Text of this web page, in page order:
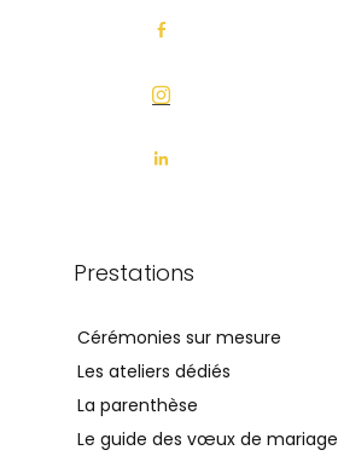
Prestations
Cérémonies sur mesure
Les ateliers dédiés
La parenthèse
Le guide des vœux de mariage